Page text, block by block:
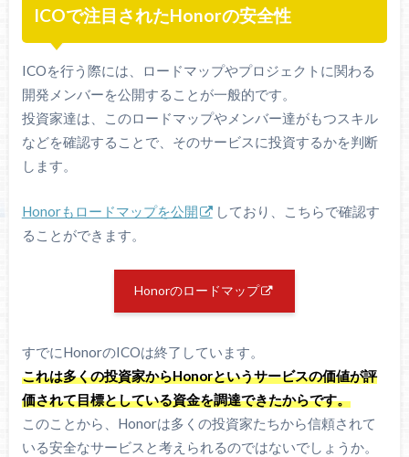
ICOで注目されたHonorの安全性
ICOを行う際には、ロードマップやプロジェクトに関わる
開発メンバーを公開することが一般的です。
投資家達は、このロードマップやメンバー達がもつスキル
などを確認することで、そのサービスに投資するかを判断
します。
Honorもロードマップを公開
しており、こちらで確認す
ることができます。
Honorのロードマップ
すでにHonorのICOは終了しています。
これは多くの投資家からHonorというサービスの価値が評
価されて目標としている資金を調達できたからです。
このことから、Honorは多くの投資家たちから信頼されて
いる安全なサービスと考えられるのではないでしょうか。